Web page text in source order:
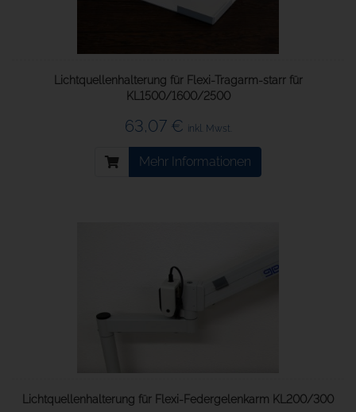
Lichtquellenhalterung für Flexi-Tragarm-starr für
KL1500/1600/2500
63,07 € inkl. Mwst.
Mehr Informationen
Lichtquellenhalterung für Flexi-Federgelenkarm KL200/300